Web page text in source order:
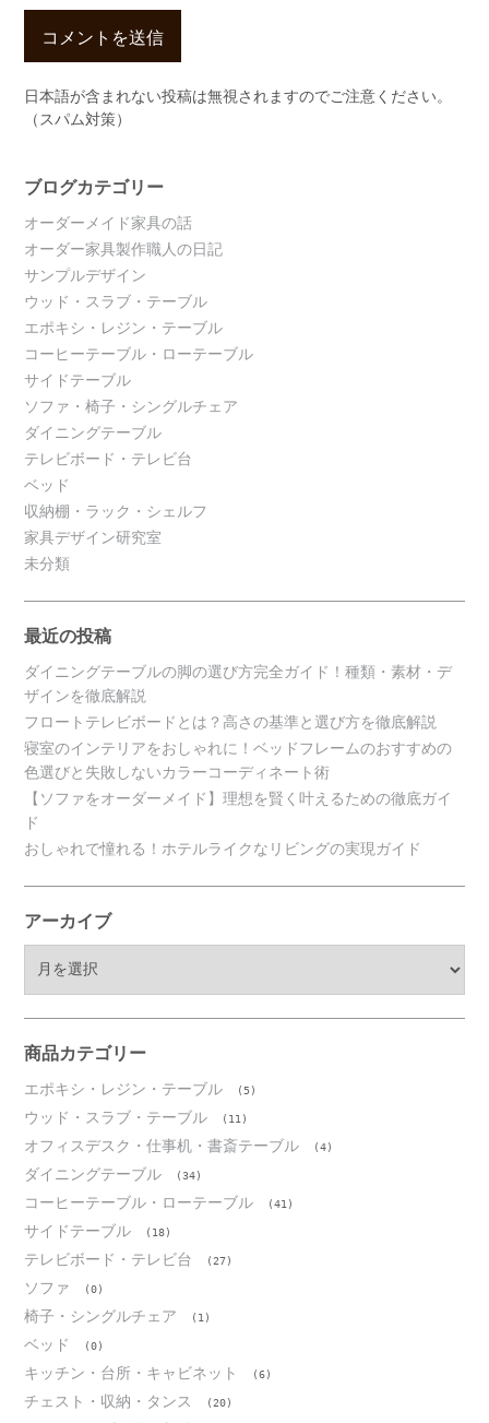
日本語が含まれない投稿は無視されますのでご注意ください。
（スパム対策）
ブログカテゴリー
オーダーメイド家具の話
オーダー家具製作職人の日記
サンプルデザイン
ウッド・スラブ・テーブル
エポキシ・レジン・テーブル
コーヒーテーブル・ローテーブル
サイドテーブル
ソファ・椅子・シングルチェア
ダイニングテーブル
テレビボード・テレビ台
ベッド
収納棚・ラック・シェルフ
家具デザイン研究室
未分類
最近の投稿
ダイニングテーブルの脚の選び方完全ガイド！種類・素材・デ
ザインを徹底解説
フロートテレビボードとは？高さの基準と選び方を徹底解説
寝室のインテリアをおしゃれに！ベッドフレームのおすすめの
色選びと失敗しないカラーコーディネート術
【ソファをオーダーメイド】理想を賢く叶えるための徹底ガイ
ド
おしゃれで憧れる！ホテルライクなリビングの実現ガイド
アーカイブ
ブ
商品カテゴリー
エポキシ・レジン・テーブル (5)
ウッド・スラブ・テーブル (11)
オフィスデスク・仕事机・書斎テーブル (4)
ダイニングテーブル (34)
コーヒーテーブル・ローテーブル (41)
サイドテーブル (18)
テレビボード・テレビ台 (27)
ソファ (0)
椅子・シングルチェア (1)
ベッド (0)
キッチン・台所・キャビネット (6)
チェスト・収納・タンス (20)